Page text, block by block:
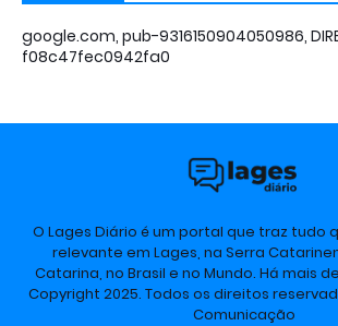
google.com, pub-9316150904050986,
f08c47fec0942fa0
O Lages Diário é um portal que traz tudo
relevante em Lages, na Serra
Catarina, no Brasil e no Mundo. Há mais
Copyright 2025. Todos os direitos
Comunicação